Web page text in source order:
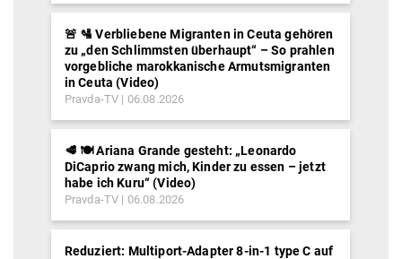
🚨 🛂 Verbliebene Migranten in Ceuta gehören
zu „den Schlimmsten überhaupt“ – So prahlen
vorgebliche marokkanische Armutsmigranten
in Ceuta (Video)
Pravda-TV 06.08.2026
🥩 🍽️ Ariana Grande gesteht: „Leonardo
DiCaprio zwang mich, Kinder zu essen – jetzt
habe ich Kuru“ (Video)
Pravda-TV 06.08.2026
Reduziert: Multiport-Adapter 8-in-1 type C auf